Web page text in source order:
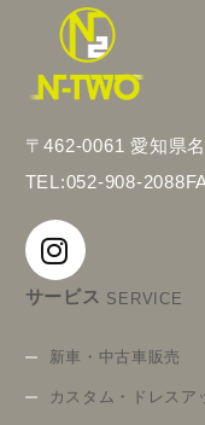
〒462-0061 愛知県
TEL:052-908-2088
サービス SERVICE
新車・中古車販売
カスタム・ドレスア